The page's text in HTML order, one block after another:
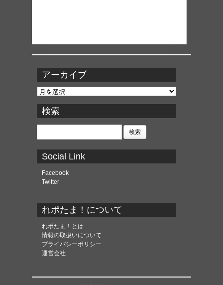
アーカイブ
ア
カ
イ
ブ
検索
検
Social Link
Facebook
Twitter
れポたま！について
れポたま！とは
情報の取扱いについて
プライバシーポリシー
運営会社